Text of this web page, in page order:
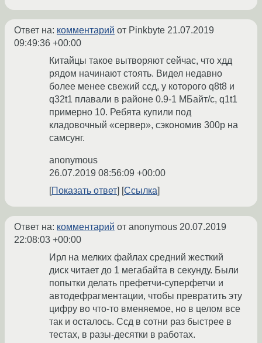
Ответ на: комментарий от Pinkbyte 21.07.2019
09:49:36 +00:00
Китайцы такое вытворяют сейчас, что хдд
рядом начинают стоять. Видел недавно
более менее свежий ссд, у которого q8t8 и
q32t1 плавали в районе 0.9-1 МБайт/с, q1t1
примерно 10. Ребята купили под
кладовочный «сервер», сэкономив 300р на
самсунг.
anonymous
26.07.2019 08:56:09 +00:00
Показать ответ
Ссылка
Ответ на: комментарий от anonymous 20.07.2019
22:08:03 +00:00
Ирл на мелких файлах средний жесткий
диск читает до 1 мегабайта в секунду. Были
попытки делать префетчи-суперфетчи и
автодефрагментации, чтобы превратить эту
цифру во что-то вменяемое, но в целом все
так и осталось. Ссд в сотни раз быстрее в
тестах, в разы-десятки в работах.